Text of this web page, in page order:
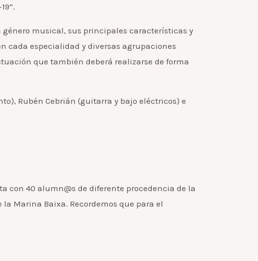
género musical, sus principales características y
cada especialidad y diversas agrupaciones
que también deberá realizarse de forma
Rubén Cebrián (guitarra y bajo eléctricos) e
con 40 alumn@s de diferente procedencia de la
Marina Baixa. Recordemos que para el